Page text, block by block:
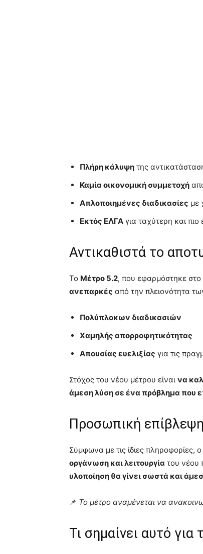
Πλήρη κάλυψη της
Καμία οικονομική συμμετοχή
Απλοποιημένες διαδικασίες με
Εκτός ΕΛΓΑ για ταχύτερη και
Αντικαθιστά το
Το Μέτρο 5.2, που εφαρμόστηκε στο
ανεπαρκές από την πλειονότητα
Πολύπλοκων διαδικασιών
Χαμηλής απορροφητικότητας
Απουσίας ευελιξίας για τις
Στόχος του νέου μέτρου είναι να
άμεση λύση σε ένα πρόβλημα που
Προσωπική
Σύμφωνα με τις ίδιες πληροφορίες, ο
οργάνωση και λειτουργία του νέου
υλοποίηση θα γίνει σωστά και
📌 Το μέτρο αναμένεται να
Τι σημαίνει αυτό